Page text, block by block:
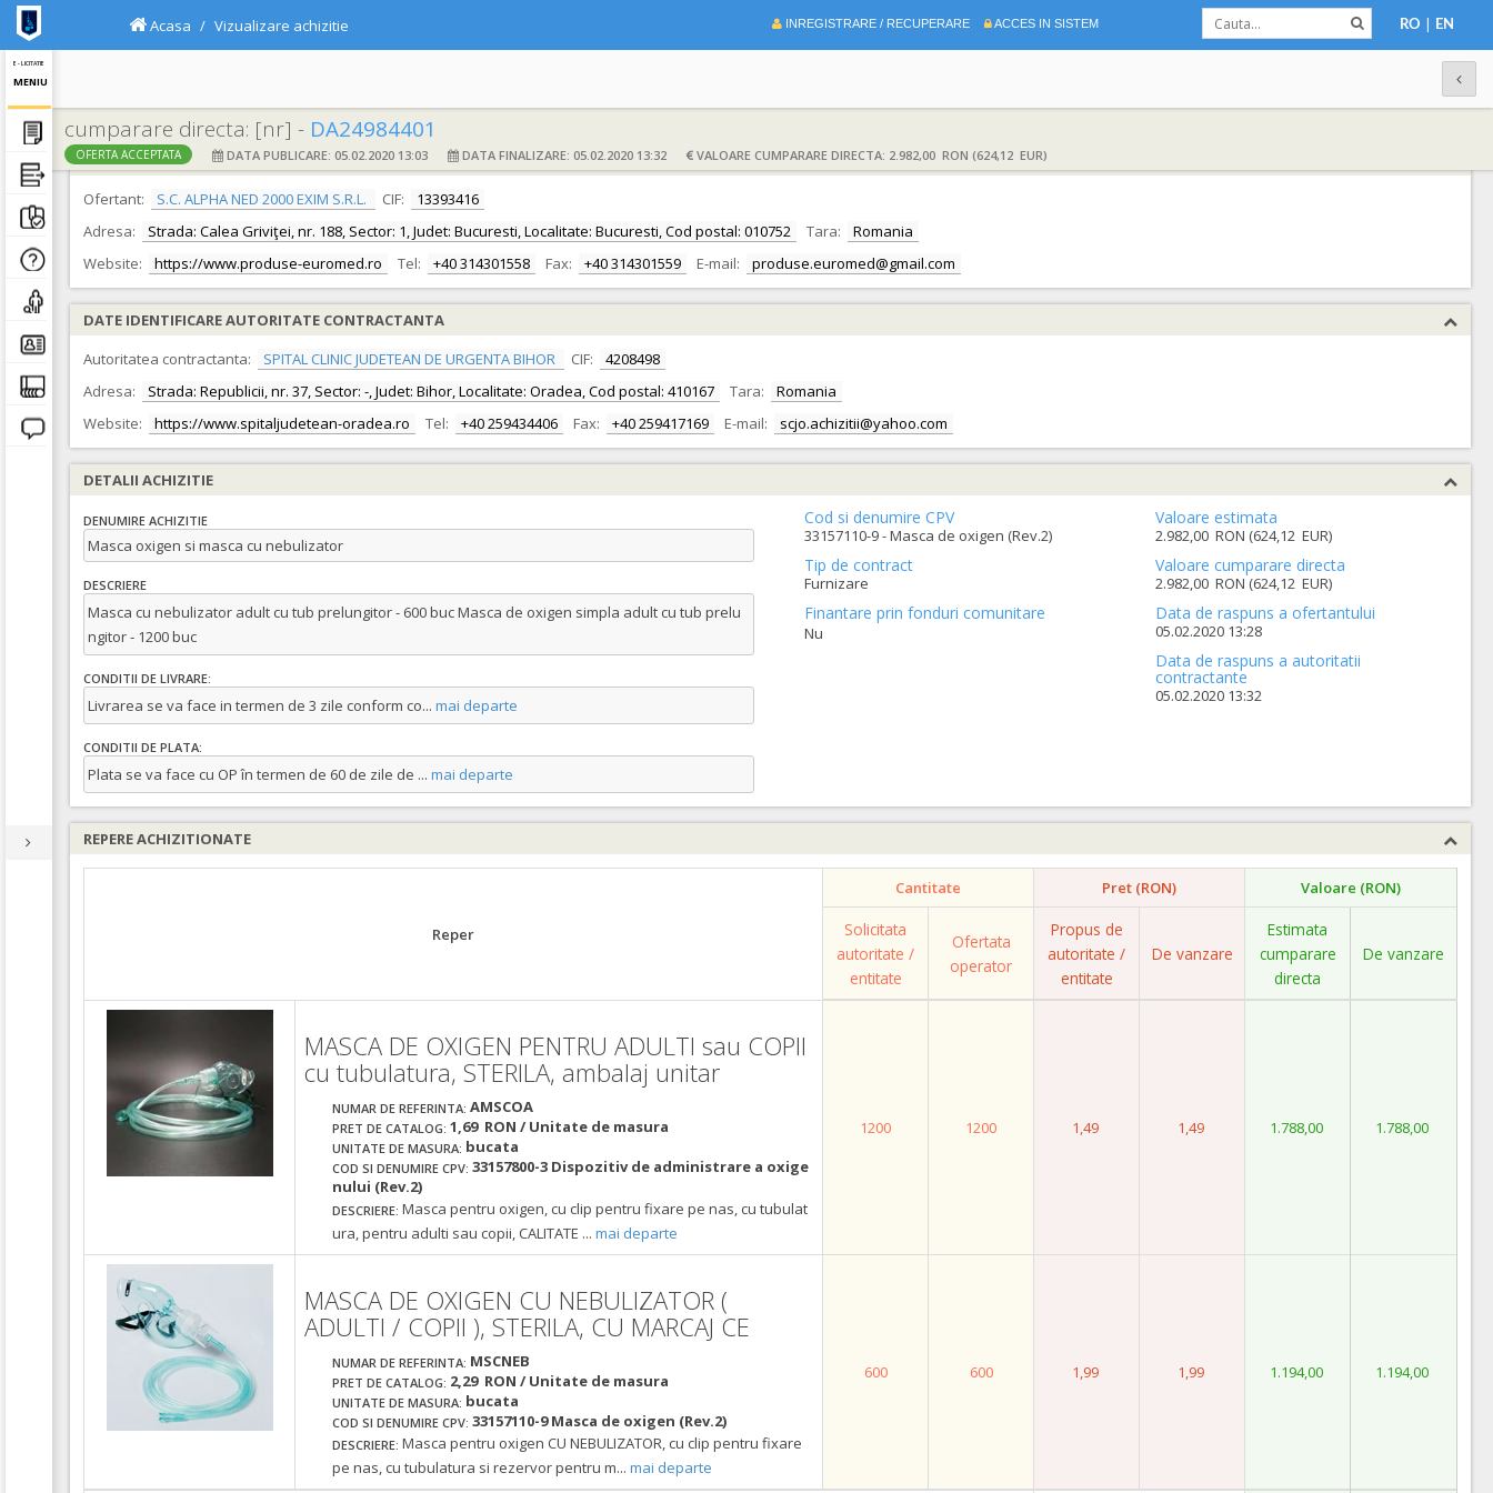
E - LICITATIE
MENIU
INREGISTRARE / RECUPERARE ACCES IN SISTEM RO | EN
Acasa Vizualizare achizitie
cumparare directa: [nr] - DA24984401
OFERTA ACCEPTATA DATA PUBLICARE: 05.02.2020 13:03 DATA FINALIZARE: 05.02.2020 13:32 VALOARE CUMPARARE DIRECTA: 2.982,00 RON (624,12 EUR)
DATE IDENTIFICARE OFERTANT
Ofertant:
S.C. ALPHA NED 2000 EXIM S.R.L. CIF:
13393416
Adresa:
Strada: Calea Griviţei, nr. 188, Sector: 1, Judet: Bucuresti, Localitate: Bucuresti, Cod postal: 010752 Tara:
Romania
Website:
https://www.produse-euromed.ro Tel: +40 314301558 Fax: +40 314301559 E-mail: produse.euromed@gmail.com
DATE IDENTIFICARE AUTORITATE CONTRACTANTA
Autoritatea contractanta:
SPITAL CLINIC JUDETEAN DE URGENTA BIHOR CIF:
4208498
Adresa:
Strada: Republicii, nr. 37, Sector: -, Judet: Bihor, Localitate: Oradea, Cod postal: 410167 Tara:
Romania
Website:
https://www.spitaljudetean-oradea.ro Tel: +40 259434406 Fax: +40 259417169 E-mail: scjo.achizitii@yahoo.com
DETALII ACHIZITIE
DENUMIRE ACHIZITIE
Masca oxigen si masca cu nebulizator
DESCRIERE
Masca cu nebulizator adult cu tub prelungitor - 600 buc Masca de oxigen simpla adult cu tub prelu
ngitor - 1200 buc
CONDITII DE LIVRARE:
Livrarea se va face in termen de 3 zile conform co... mai departe
CONDITII DE PLATA:
Plata se va face cu OP în termen de 60 de zile de ... mai departe
Cod si denumire CPV
33157110-9 - Masca de oxigen (Rev.2)
Tip de contract
Furnizare
Finantare prin fonduri comunitare
Nu
Valoare estimata
2.982,00 RON (624,12 EUR)
Valoare cumparare directa
2.982,00 RON (624,12 EUR)
Data de raspuns a ofertantului
05.02.2020 13:28
Data de raspuns a autoritatii
contractante
05.02.2020 13:32
REPERE ACHIZITIONATE
Reper
Cantitate Pret (RON) Valoare (RON)
Solicitata
autoritate /
entitate
Ofertata
operator
Propus de
autoritate /
entitate
De vanzare
Estimata
cumparare
directa
De vanzare
MASCA DE OXIGEN PENTRU ADULTI sau COPII
cu tubulatura, STERILA, ambalaj unitar
NUMAR DE REFERINTA: AMSCOA
PRET DE CATALOG: 1,69 RON / Unitate de masura
UNITATE DE MASURA: bucata
COD SI DENUMIRE CPV: 33157800-3 Dispozitiv de administrare a oxige
nului (Rev.2)
DESCRIERE: Masca pentru oxigen, cu clip pentru fixare pe nas, cu tubulat
ura, pentru adulti sau copii, CALITATE ... mai departe
1200 1200 1,49 1,49 1.788,00 1.788,00
MASCA DE OXIGEN CU NEBULIZATOR (
ADULTI / COPII ), STERILA, CU MARCAJ CE
NUMAR DE REFERINTA: MSCNEB
PRET DE CATALOG: 2,29 RON / Unitate de masura
UNITATE DE MASURA: bucata
COD SI DENUMIRE CPV: 33157110-9 Masca de oxigen (Rev.2)
DESCRIERE: Masca pentru oxigen CU NEBULIZATOR, cu clip pentru fixare
pe nas, cu tubulatura si rezervor pentru m... mai departe
600 600 1,99 1,99 1.194,00 1.194,00